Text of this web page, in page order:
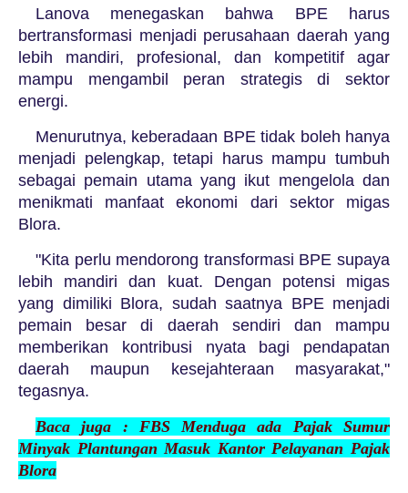
Lanova menegaskan bahwa BPE harus
bertransformasi menjadi perusahaan daerah yang
lebih mandiri, profesional, dan kompetitif agar
mampu mengambil peran strategis di sektor
energi.
Menurutnya, keberadaan BPE tidak boleh hanya
menjadi pelengkap, tetapi harus mampu tumbuh
sebagai pemain utama yang ikut mengelola dan
menikmati manfaat ekonomi dari sektor migas
Blora.
"Kita perlu mendorong transformasi BPE supaya
lebih mandiri dan kuat. Dengan potensi migas
yang dimiliki Blora, sudah saatnya BPE menjadi
pemain besar di daerah sendiri dan mampu
memberikan kontribusi nyata bagi pendapatan
daerah maupun kesejahteraan masyarakat,"
tegasnya.
Baca juga : FBS Menduga ada Pajak Sumur
Minyak Plantungan Masuk Kantor Pelayanan Pajak
Blora